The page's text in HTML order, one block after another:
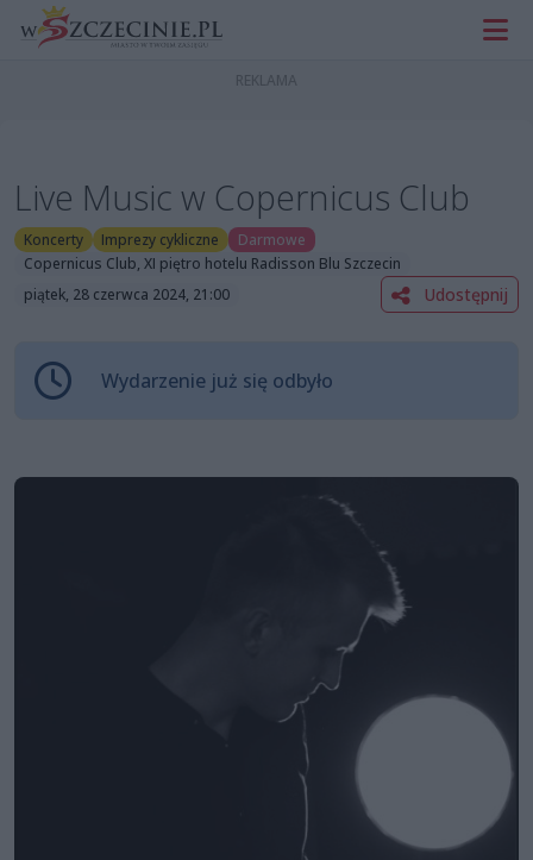
Live Music w Copernicus Club
Koncerty Imprezy cykliczne
Darmowe
Copernicus Club, XI piętro hotelu Radisson Blu Szczecin
piątek, 28 czerwca 2024, 21:00
Udostępnij
Wydarzenie już się odbyło